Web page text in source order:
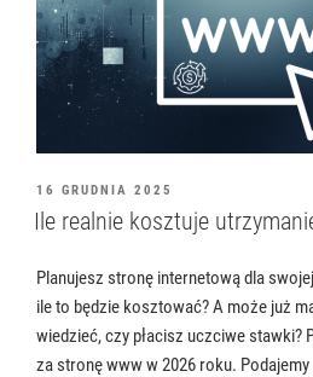
OPUBLIKOWANE
W
16 GRUDNIA 2025
Ile realnie kosztuje
Planujesz stronę internetową dla
ile to będzie kosztować? A może już
wiedzieć, czy płacisz uczciwe stawki?
za stronę www w 2026 roku.